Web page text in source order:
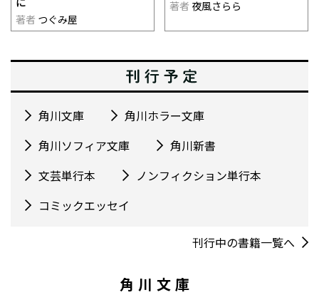
著者 つぐみ屋
著者 夜風さらら
角川文庫
角川ホラー文庫
角川ソフィア文庫
角川新書
文芸単行本
ノンフィクション単行本
コミックエッセイ
刊行中の書籍一覧へ
角川文庫